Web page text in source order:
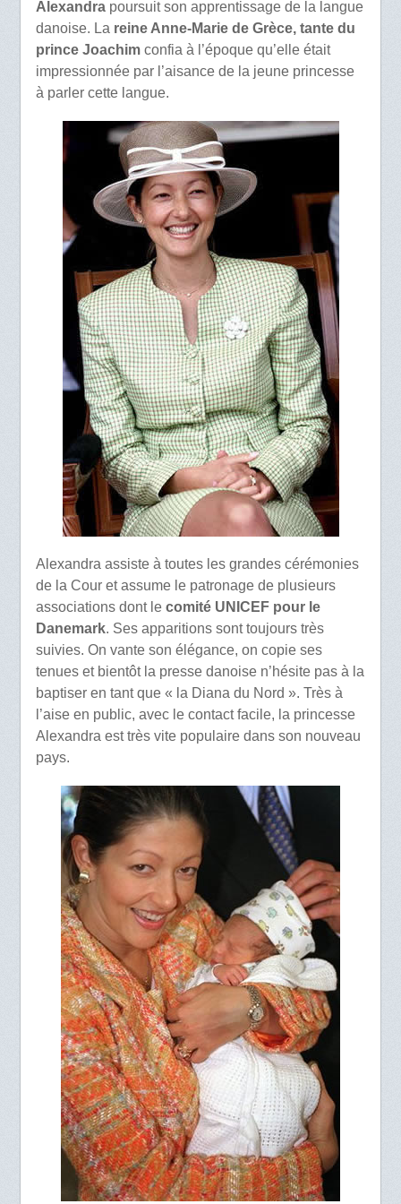
Alexandrapoursuit son apprentissage de la langue
danoise. La reine Anne-Marie de Grèce, tante du
prince Joachimconfia à l’époque qu’elle était
impressionnée par l’aisance de la jeune princesse
à parler cette langue.
Alexandra assiste à toutes les grandes cérémonies
de la Cour et assume le patronage de plusieurs
associations dont lecomité UNICEF pour le
Danemark. Ses apparitions sont toujours très
suivies. On vante son élégance, on copie ses
tenues et bientôt la presse danoise n’hésite pas à la
baptiser en tant que « la Diana du Nord ». Très à
l’aise en public, avec le contact facile, la princesse
Alexandra est très vite populaire dans son nouveau
pays.